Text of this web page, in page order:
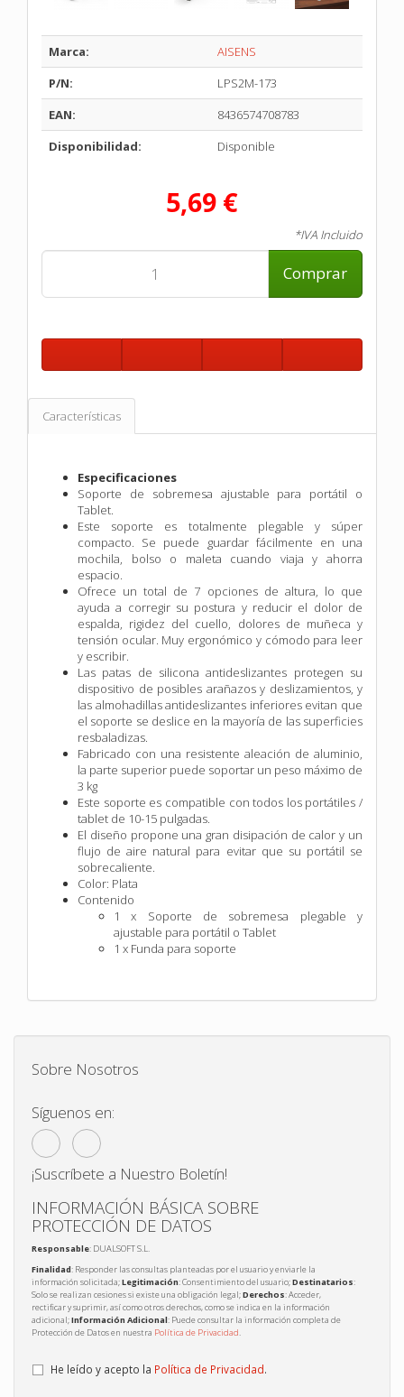
Marca:
AISENS
P/N:
LPS2M-173
EAN:
8436574708783
Disponibilidad:
Disponible
5,69 €
*IVA Incluido
Comprar
Características
Especificaciones
Soporte de sobremesa ajustable para portátil o
Tablet.
Este soporte es totalmente plegable y súper
compacto. Se puede guardar fácilmente en una
mochila, bolso o maleta cuando viaja y ahorra
espacio.
Ofrece un total de 7 opciones de altura, lo que
ayuda a corregir su postura y reducir el dolor de
espalda, rigidez del cuello, dolores de muñeca y
tensión ocular. Muy ergonómico y cómodo para leer
y escribir.
Las patas de silicona antideslizantes protegen su
dispositivo de posibles arañazos y deslizamientos, y
las almohadillas antideslizantes inferiores evitan que
el soporte se deslice en la mayoría de las superficies
resbaladizas.
Fabricado con una resistente aleación de aluminio,
la parte superior puede soportar un peso máximo de
3 kg
Este soporte es compatible con todos los portátiles /
tablet de 10-15 pulgadas.
El diseño propone una gran disipación de calor y un
flujo de aire natural para evitar que su portátil se
sobrecaliente.
Color: Plata
Contenido
1 x Soporte de sobremesa plegable y
ajustable para portátil o Tablet
1 x Funda para soporte
Sobre Nosotros
Síguenos en:
¡Suscríbete a Nuestro Boletín!
INFORMACIÓN BÁSICA SOBRE
PROTECCIÓN DE DATOS
Responsable: DUALSOFT S.L.
Finalidad: Responder las consultas planteadas por el usuario y enviarle la
información solicitada;Legitimación: Consentimiento del usuario;Destinatarios:
Solo se realizan cesiones si existe una obligación legal;Derechos: Acceder,
rectificar y suprimir, así como otros derechos, como se indica en la información
adicional;Información Adicional: Puede consultar la información completa de
Protección de Datos en nuestra Política de Privacidad.
He leído y acepto la Política de Privacidad.